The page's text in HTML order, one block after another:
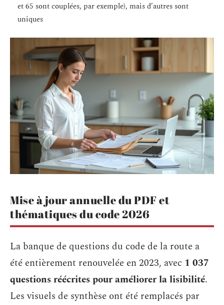
et 65 sont couplées, par exemple), mais d’autres sont
uniques
Mise à jour annuelle du PDF et
thématiques du code 2026
La banque de questions du code de la route a
été entièrement renouvelée en 2023, avec 1 037
questions réécrites pour améliorer la lisibilité.
Les visuels de synthèse ont été remplacés par